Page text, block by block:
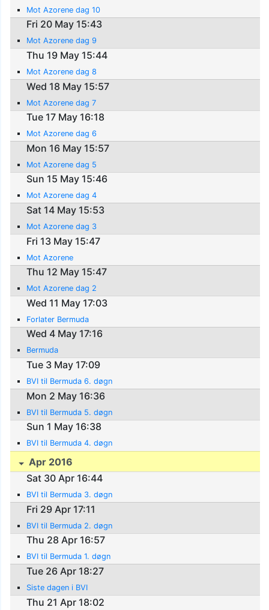
Mot Azorene dag 10
Fri 20 May 15:43
Mot Azorene dag 9
Thu 19 May 15:44
Mot Azorene dag 8
Wed 18 May 15:57
Mot Azorene dag 7
Tue 17 May 16:18
Mot Azorene dag 6
Mon 16 May 15:57
Mot Azorene dag 5
Sun 15 May 15:46
Mot Azorene dag 4
Sat 14 May 15:53
Mot Azorene dag 3
Fri 13 May 15:47
Mot Azorene
Thu 12 May 15:47
Mot Azorene dag 2
Wed 11 May 17:03
Forlater Bermuda
Wed 4 May 17:16
Bermuda
Tue 3 May 17:09
BVI til Bermuda 6. døgn
Mon 2 May 16:36
BVI til Bermuda 5. døgn
Sun 1 May 16:38
BVI til Bermuda 4. døgn
Apr 2016
Sat 30 Apr 16:44
BVI til Bermuda 3. døgn
Fri 29 Apr 17:11
BVI til Bermuda 2. døgn
Thu 28 Apr 16:57
BVI til Bermuda 1. døgn
Tue 26 Apr 18:27
Siste dagen i BVI
Thu 21 Apr 18:02